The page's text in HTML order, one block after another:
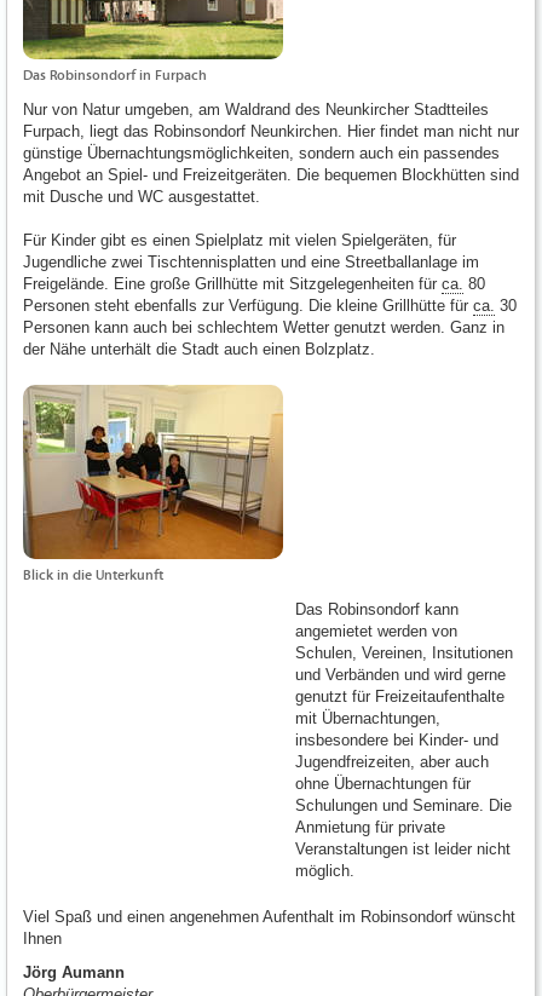
Das Robinsondorf in Furpach
Nur von Natur umgeben, am Waldrand des Neunkircher Stadtteiles
Furpach, liegt das Robinsondorf Neunkirchen. Hier findet man nicht nur
günstige Übernachtungsmöglichkeiten, sondern auch ein passendes
Angebot an Spiel- und Freizeitgeräten. Die bequemen Blockhütten sind
mit Dusche und WC ausgestattet.
Für Kinder gibt es einen Spielplatz mit vielen Spielgeräten, für
Jugendliche zwei Tischtennisplatten und eine Streetballanlage im
Freigelände. Eine große Grillhütte mit Sitzgelegenheiten für ca. 80
Personen steht ebenfalls zur Verfügung. Die kleine Grillhütte für ca. 30
Personen kann auch bei schlechtem Wetter genutzt werden. Ganz in
der Nähe unterhält die Stadt auch einen Bolzplatz.
Blick in die Unterkunft
Das Robinsondorf kann
angemietet werden von
Schulen, Vereinen, Insitutionen
und Verbänden und wird gerne
genutzt für Freizeitaufenthalte
mit Übernachtungen,
insbesondere bei Kinder- und
Jugendfreizeiten, aber auch
ohne Übernachtungen für
Schulungen und Seminare. Die
Anmietung für private
Veranstaltungen ist leider nicht
möglich.
Viel Spaß und einen angenehmen Aufenthalt im Robinsondorf wünscht
Ihnen
Jörg Aumann